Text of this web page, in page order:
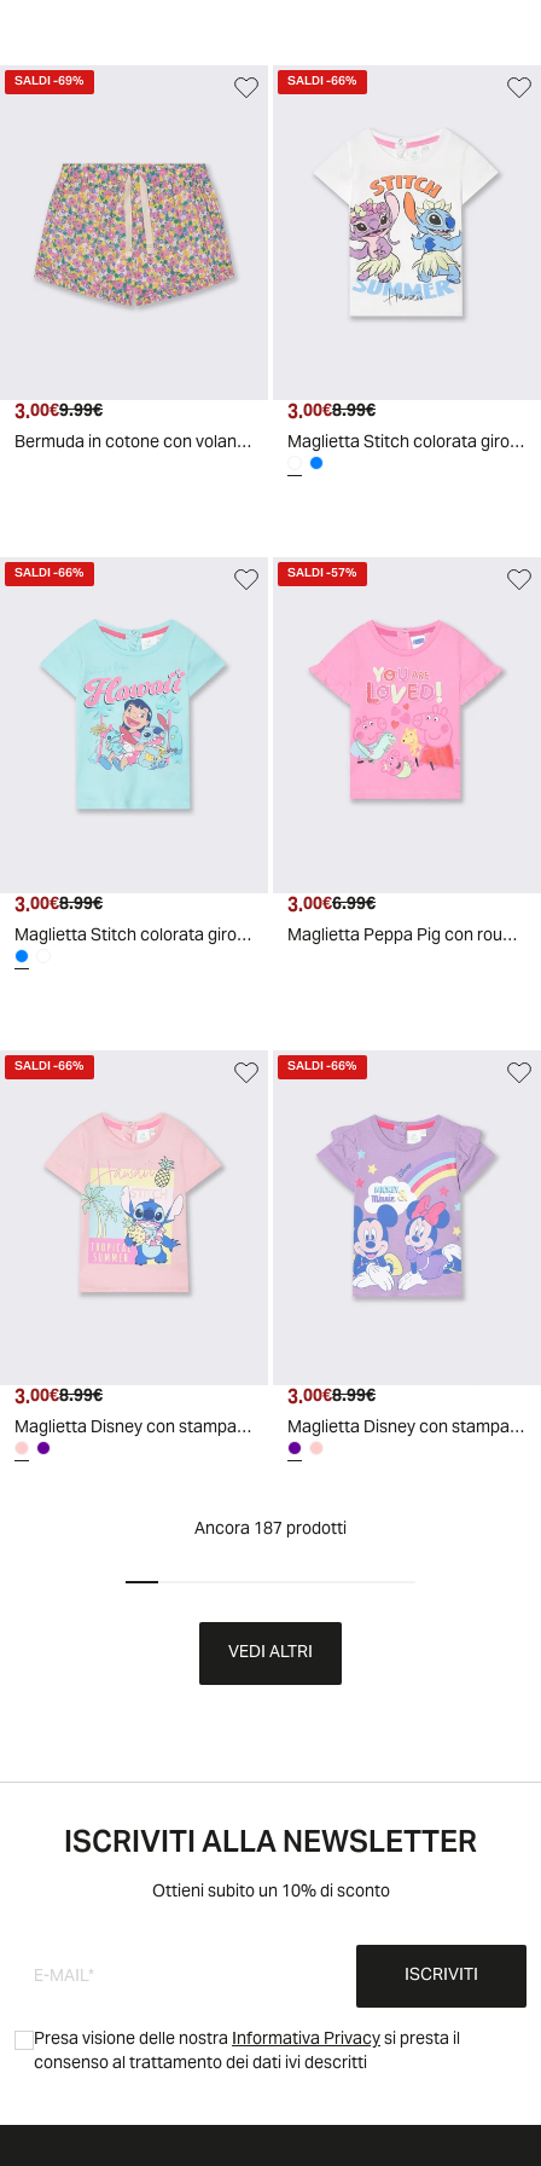
SALDI-69%
Prezzo attuale
3.00€ Prezzo originale
9.99€
Bermuda in cotone con volant e lacci - Fantasia
SALDI-66%
Prezzo attuale
3.00€ Prezzo originale
8.99€
Maglietta Stitch colorata girocollo corta - Bianco
SALDI-66%
Prezzo attuale
3.00€ Prezzo originale
8.99€
Maglietta Stitch colorata girocollo corta - Azzurro
SALDI-57%
Prezzo attuale
3.00€ Prezzo originale
6.99€
Maglietta Peppa Pig con rouches colorate - Rosa
SALDI-66%
Prezzo attuale
3.00€ Prezzo originale
8.99€
Maglietta Disney con stampa colorata - Rosa
SALDI-66%
Prezzo attuale
3.00€ Prezzo originale
8.99€
Maglietta Disney con stampa colorata - Lilla
Ancora 187 prodotti
VEDI ALTRI
ISCRIVITI ALLA NEWSLETTER
Ottieni subito un 10% di sconto
ISCRIVITI
Presa visione delle nostraInformativa Privacysi presta il
consenso al trattamento dei dati ivi descritti